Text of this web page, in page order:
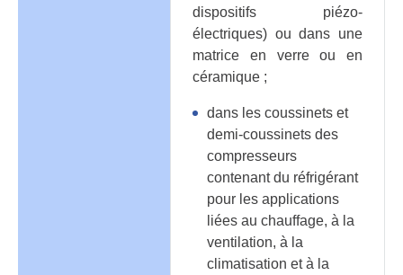
dispositifs piézo-
électriques) ou dans une
matrice en verre ou en
céramique ;
dans les coussinets et
demi-coussinets des
compresseurs
contenant du réfrigérant
pour les applications
liées au chauffage, à la
ventilation, à la
climatisation et à la